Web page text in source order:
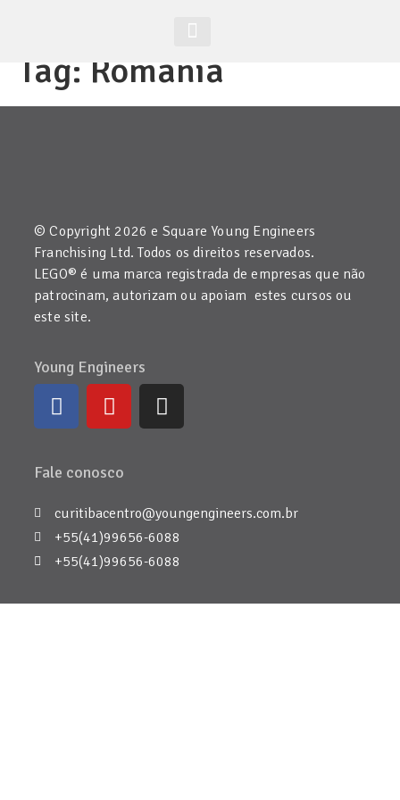
Tag: Romania
© Copyright 2026 e Square Young Engineers
Franchising Ltd. Todos os direitos reservados.
LEGO® é uma marca registrada de empresas que não
patrocinam, autorizam ou apoiam estes cursos ou
este site.
Young Engineers
Fale conosco
curitibacentro@youngengineers.com.br
+55(41)99656-6088
+55(41)99656-6088